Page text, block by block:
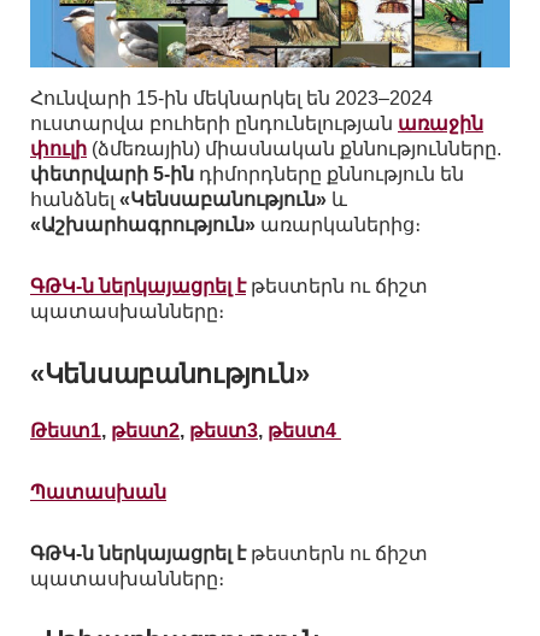
Հունվարի 15-ին մեկնարկել են 2023–2024
ուստարվա բուհերի ընդունելության առաջին
փուլի (ձմեռային) միասնական քննությունները.
փետրվարի 5-ին դիմորդները քննություն են
հանձնել «Կենսաբանություն» և
«Աշխարհագրություն» առարկաներից։
ԳԹԿ-ն ներկայացրել էթեստերն ու ճիշտ
պատասխանները։
«Կենսաբանություն»
Թեստ1, թեստ2, թեստ3, թեստ4
Պատասխան
ԳԹԿ-ն ներկայացրել էթեստերն ու ճիշտ
պատասխանները։